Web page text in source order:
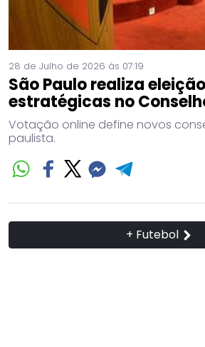
28 de Julho de 2026 às 07:19
São Paulo realiza
estratégicas no
Votação online define novos
paulista.
+ Futebol